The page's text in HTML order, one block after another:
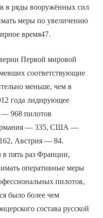
в ряды вооружённых сил
меры по увеличению
время47.
Первой мировой
соответствующие
меньше, чем в
года лидирующее
968 пилотов
— 335, США —
Австрия — 84.
в пять раз Франции,
оперативные меры
пилотов,
было более чем
состава русской